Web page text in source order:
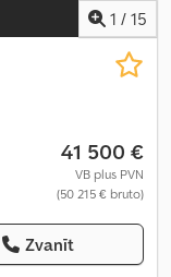
1 / 15
41 500 €
VB plus PVN
(50 215 € bruto)
Zvanīt